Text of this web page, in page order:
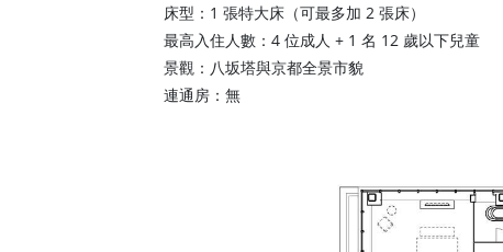
床型：1 張特大床（可最多加 2 張床）
最高入住人數：4 位成人 + 1 名 12 歲以下兒童
景觀：八坂塔與京都全景市貌
連通房：無